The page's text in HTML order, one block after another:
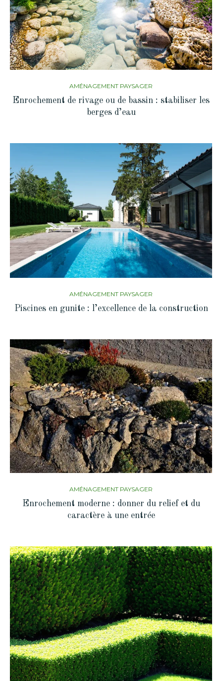
AMÉNAGEMENT PAYSAGER
Enrochement de rivage ou de bassin : stabiliser les
berges d’eau
AMÉNAGEMENT PAYSAGER
Piscines en gunite : l’excellence de la construction
AMÉNAGEMENT PAYSAGER
Enrochement moderne : donner du relief et du
caractère à une entrée